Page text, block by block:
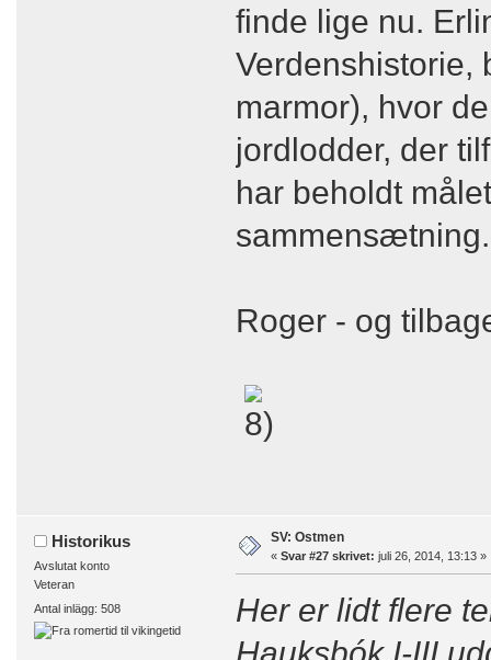
finde lige nu.
Verdenshistorie,
marmor), hvor
jordlodder, der
har beholdt
sammensætning.
Roger - og
Historikus
Avslutat konto
Veteran
Antal inlägg: 508
SV: Ostmen
« Svar #27 skrivet: juli 26, 2014, 13:13 »
Her er lidt flere
Hauksbók I-III